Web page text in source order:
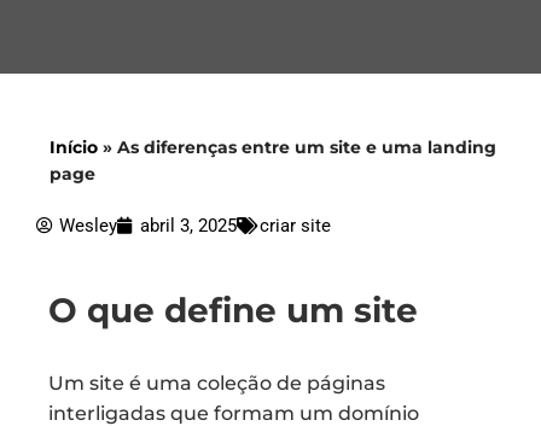
Início » As diferenças entre um site e uma landing
page
Wesley abril 3, 2025 criar site
O que define um site
Um site é uma coleção de páginas
interligadas que formam um domínio